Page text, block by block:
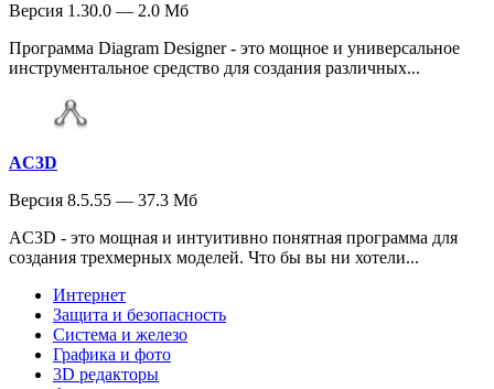
Версия 1.30.0 — 2.0 Мб
Программа Diagram Designer - это мощное и универсальное
инструментальное средство для создания различных...
AC3D
Версия 8.5.55 — 37.3 Мб
AC3D - это мощная и интуитивно понятная программа для
создания трехмерных моделей. Что бы вы ни хотели...
Интернет
Защита и безопасность
Система и железо
Графика и фото
3D редакторы